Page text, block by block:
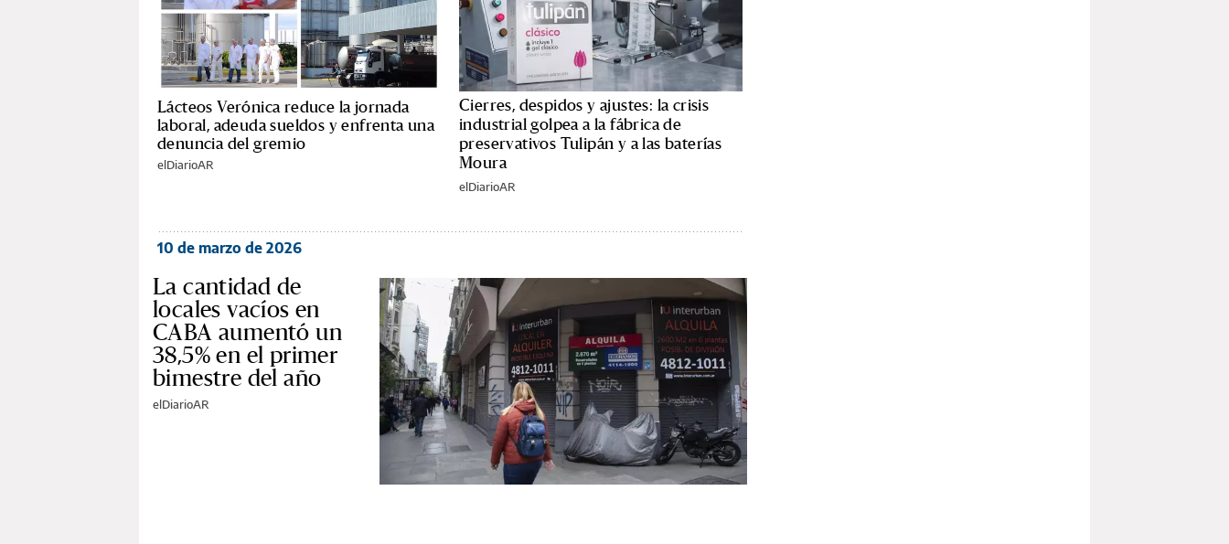
Lácteos Verónica reduce la jornada
laboral, adeuda sueldos y enfrenta una
denuncia del gremio
elDiarioAR
Cierres, despidos y ajustes: la crisis
industrial golpea a la fábrica de
preservativos Tulipán y a las baterías
Moura
elDiarioAR
10 de marzo de 2026
La cantidad de
locales vacíos en
CABA aumentó un
38,5% en el primer
bimestre del año
elDiarioAR